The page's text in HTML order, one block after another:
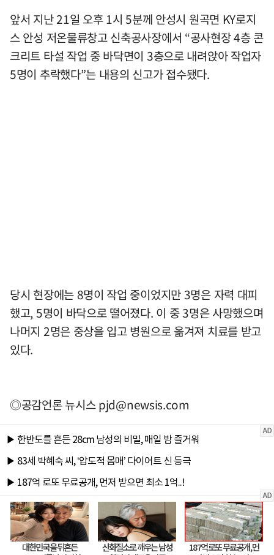
앞서 지난 21일 오후 1시 5분께 안성시 원곡면 KY로지
스 안성 저온물류창고 신축공사장에서 “공사현장 4층 콘
크리트 타설 작업 중 바닥면이 3층으로 내려앉아 작업자
5명이 추락했다”는 내용의 신고가 접수됐다.
당시 현장에는 8명이 작업 중이었지만 3명은 자력 대피
했고, 5명이 바닥으로 떨어졌다. 이 중 3명은 사망했으며
나머지 2명은 중상을 입고 병원으로 옮겨져 치료를 받고
있다.
◎공감언론 뉴시스pjd@newsis.com